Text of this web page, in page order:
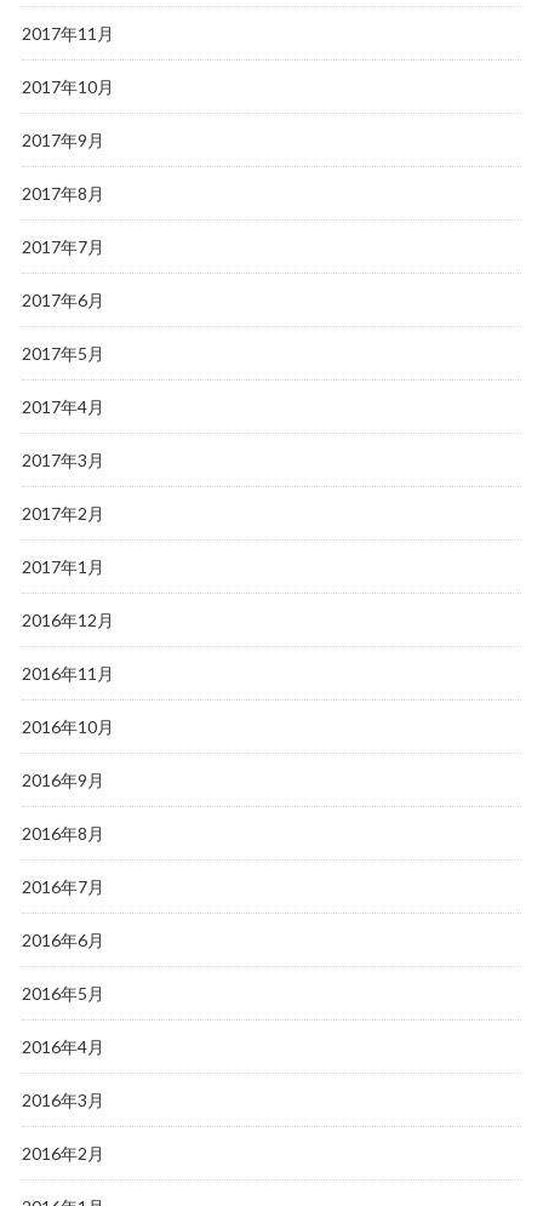
2017年11月
2017年10月
2017年9月
2017年8月
2017年7月
2017年6月
2017年5月
2017年4月
2017年3月
2017年2月
2017年1月
2016年12月
2016年11月
2016年10月
2016年9月
2016年8月
2016年7月
2016年6月
2016年5月
2016年4月
2016年3月
2016年2月